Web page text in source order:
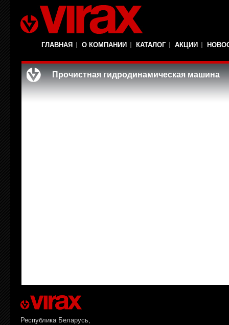
ГЛАВНАЯ О КОМПАНИИ КАТАЛОГ АКЦИИ
Прочистная гидродинамическая машина
Республика Беларусь,